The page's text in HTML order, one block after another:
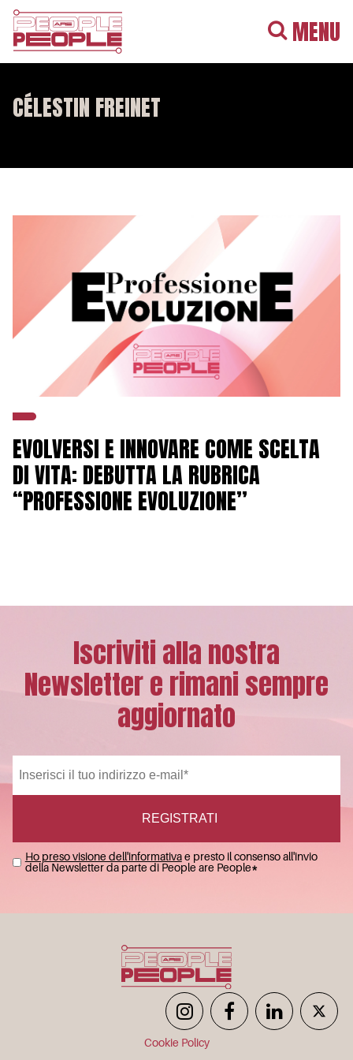
MENU
CÉLESTIN FREINET
EVOLVERSI E INNOVARE COME SCELTA
DI VITA: DEBUTTA LA RUBRICA
“PROFESSIONE EVOLUZIONE”
Iscriviti alla nostra
Newsletter e rimani sempre
aggiornato
Ho preso visione dell'informativae presto il consenso all'invio
della Newsletter da parte di People are People*
Cookie Policy